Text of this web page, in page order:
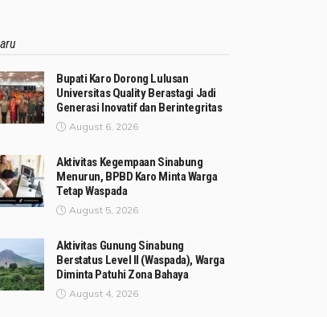
Bupati Karo Dorong Lulusan
Universitas Quality Berastagi Jadi
Generasi Inovatif dan Berintegritas
August 6, 2026
Aktivitas Kegempaan Sinabung
Menurun, BPBD Karo Minta Warga
Tetap Waspada
August 5, 2026
Aktivitas Gunung Sinabung
Berstatus Level II (Waspada), Warga
Diminta Patuhi Zona Bahaya
August 4, 2026